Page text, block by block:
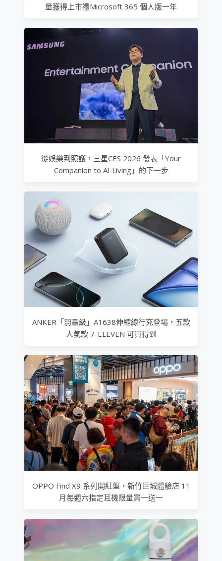
量獲得上市禮Microsoft 365 個人版一年
從娛樂到照護，三星CES 2026 發表「Your
Companion to AI Living」的下一步
ANKER「羽量級」A1638伸縮線行充登場，五款
人氣款 7-ELEVEN 可買得到
OPPO Find X9 系列開紅盤，新竹巨城體驗店 11
月每週六指定耳機限量買一送一